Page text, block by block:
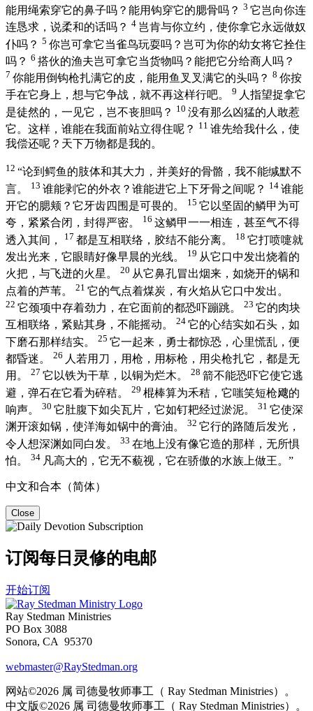
能用绳索穿它的鼻子吗？能用钩穿它的腮骨吗？ 3 它岂向你连
连恳求，说柔和的话吗？ 4 岂肯与你立约，使你拿它永远做奴
仆吗？ 5 你岂可拿它当雀鸟玩耍吗？岂可为你的幼女将它拴住
吗？ 6 搭伙的渔夫岂可拿它当货物吗？能把它分给商人吗？
7 你能用倒钩枪扎满它的皮，能用鱼叉叉满它的头吗？ 8 你按
手在它身上，想与它争战，就不再这样行吧。
9 人指望捉拿它
是徒然的，一见它，岂不丧胆吗？ 10 没有那么凶猛的人敢惹
它。这样，谁能在我面前站立得住呢？ 11 谁先给我什么，使
我偿还呢？天下万物都是我的。
12 “论到鳄鱼的肢体和其大力，并美好的骨骼，我不能缄默不
言。
13 谁能剥它的外衣？谁能进它上下牙骨之间呢？ 14 谁能
开它的腮颊？它牙齿四围是可畏的。
15 它以坚固的鳞甲为可
夸，紧紧合闭，封得严密。
16 这鳞甲一一相连，甚至气不得
透入其间，
17 都是互相联络，胶结不能分离。 18 它打喷嚏就
发出光来，它眼睛好像早晨的光线。
19 从它口中发出烧着的
火把，与飞迸的火星。
20 从它鼻孔冒出烟来，如烧开的锅和
点着的芦苇。
21 它的气点着煤炭，有火焰从它口中发出。
22 它颈项中存着劲力，在它面前的都恐吓蹦跳。 23 它的肉块
互相联络，紧贴其身，不能摇动。
24 它的心结实如石头，如
下磨石那样结实。
25 它一起来，勇士都惊恐，心里慌乱，便
都昏迷。
26 人若用刀，用枪，用标枪，用尖枪扎它，都是无
用。
27 它以铁为干草，以铜为烂木。 28 箭不能恐吓它使它逃
避，弹石在它看为碎秸。
29 棍棒算为禾秸，它嗤笑短枪飕的
响声。
30 它肚腹下如尖瓦片，它如钉耙经过淤泥。 31 它使深
渊开滚如锅，使洋海如锅中的膏油。
32 它行的路随后发光，
令人想深渊如同白发。
33 在地上没有像它造的那样，无所惧
怕。
34 凡高大的，它无不藐视，它在骄傲的水族上做王。”
中文和合本（简体）
Close
订阅每日灵修的电邮
开始订阅
Ray Stedman Ministries
PO Box 3088
Sonora, CA 95370
webmaster@RayStedman.org
网站©2026 属 司德曼牧师事工（ Ray Stedman Ministries）。
中文版©2026 属 司德曼牧师事工（ Ray Stedman Ministries）。